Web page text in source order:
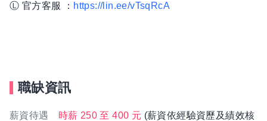
Ⓛ 官方客服 ： https://lin.ee/vTsqRcA
職缺資訊
薪資待遇 時薪 250 至 400 元 (薪資依經驗資歷及績效核